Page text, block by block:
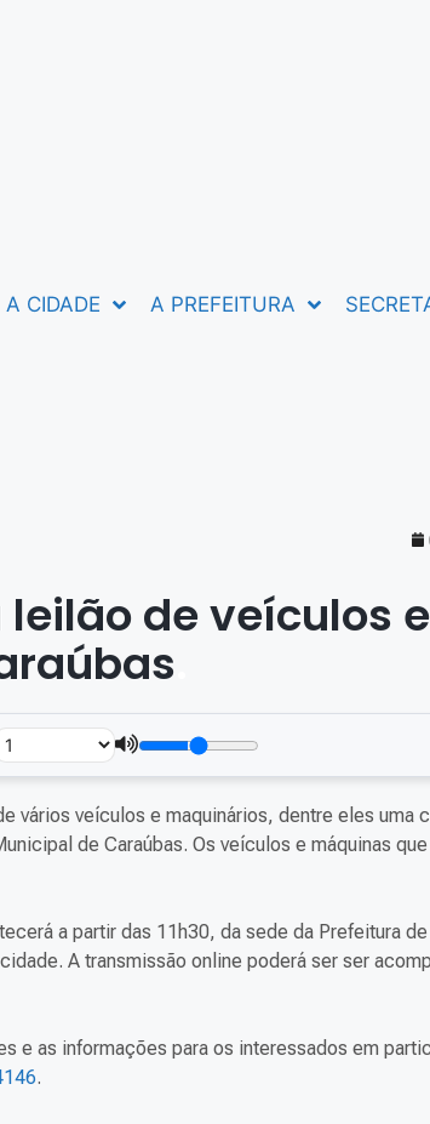
A CIDADE A PREFEITURA
de veículos e
vários veículos e maquinários, dentre eles uma
de Caraúbas. Os veículos e máquinas
a partir das 11h30, da sede da Prefeitura de
A transmissão online poderá ser ser
e as informações para os interessados em
.